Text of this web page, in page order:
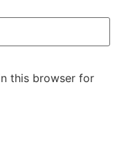
this browser for